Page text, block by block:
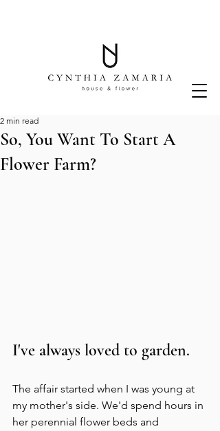
So, You Want To Start A
Flower Farm?
2 min read
I've always loved to garden.
The affair started when I was young at
my mother's side. We'd spend hours in
her perennial flower beds and